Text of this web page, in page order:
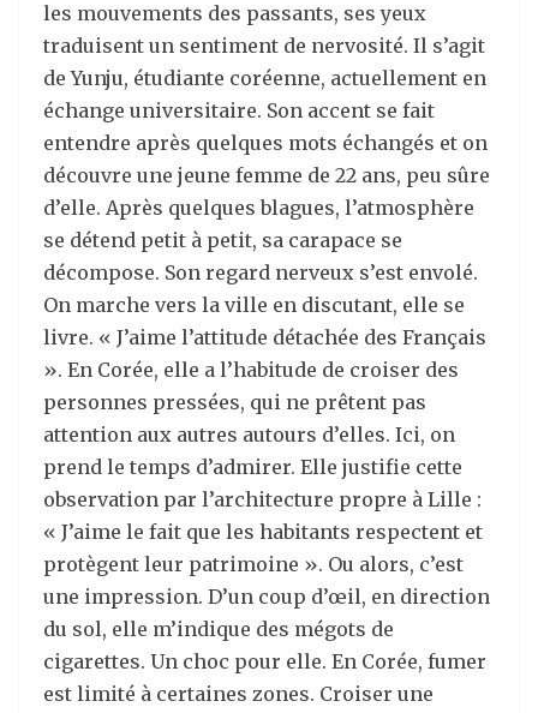
les mouvements des passants, ses yeux
traduisent un sentiment de nervosité. Il s’agit
de Yunju, étudiante coréenne, actuellement en
échange universitaire. Son accent se fait
entendre après quelques mots échangés et on
découvre une jeune femme de 22 ans, peu sûre
d’elle. Après quelques blagues, l’atmosphère
se détend petit à petit, sa carapace se
décompose. Son regard nerveux s’est envolé.
On marche vers la ville en discutant, elle se
livre. « J’aime l’attitude détachée des Français
». En Corée, elle a l’habitude de croiser des
personnes pressées, qui ne prêtent pas
attention aux autres autours d’elles. Ici, on
prend le temps d’admirer. Elle justifie cette
observation par l’architecture propre à Lille :
« J’aime le fait que les habitants respectent et
protègent leur patrimoine ». Ou alors, c’est
une impression. D’un coup d’œil, en direction
du sol, elle m’indique des mégots de
cigarettes. Un choc pour elle. En Corée, fumer
est limité à certaines zones. Croiser une